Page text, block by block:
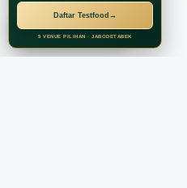
RECOMMENDED BY
Jagarasa Group
Daftar Testfood →
5 VENUE PILIHAN · JABODETABEK